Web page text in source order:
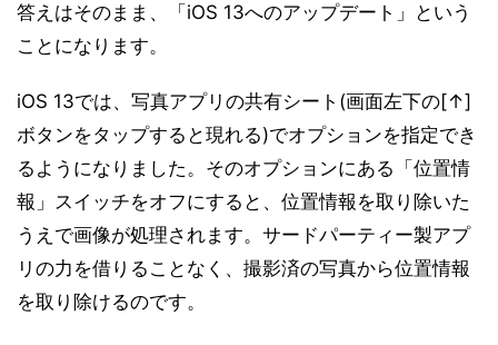
答えはそのまま、「iOS 13へのアップデート」という
ことになります。
iOS 13では、写真アプリの共有シート(画面左下の[↑]
ボタンをタップすると現れる)でオプションを指定でき
るようになりました。そのオプションにある「位置情
報」スイッチをオフにすると、位置情報を取り除いた
うえで画像が処理されます。サードパーティー製アプ
リの力を借りることなく、撮影済の写真から位置情報
を取り除けるのです。